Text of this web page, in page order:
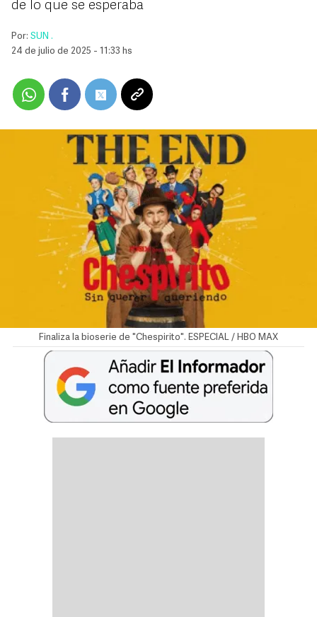
de lo que se esperaba
Por: SUN .
24 de julio de 2025 - 11:33 hs
Finaliza la bioserie de "Chespirito". ESPECIAL / HBO MAX